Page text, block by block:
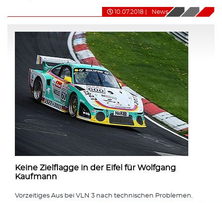
10.07.2018 News
Keine Zielflagge in der Eifel für Wolfgang
Kaufmann
Vorzeitiges Aus bei VLN 3 nach technischen Problemen.